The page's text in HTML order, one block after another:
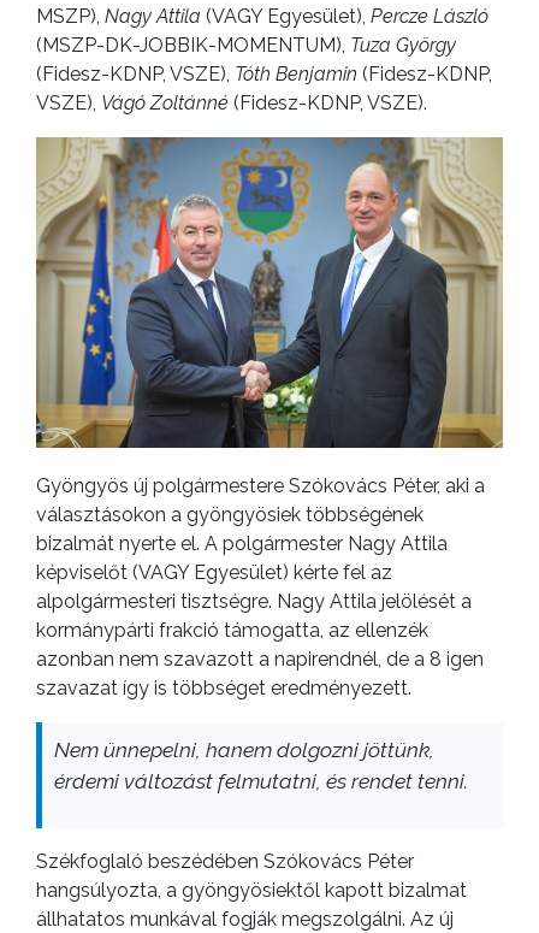
MSZP), Nagy Attila (VAGY Egyesület), Percze László
(MSZP-DK-JOBBIK-MOMENTUM), Tuza György
(Fidesz-KDNP, VSZE), Tóth Benjamin (Fidesz-KDNP,
VSZE), Vágó Zoltánné (Fidesz-KDNP, VSZE).
Gyöngyös új polgármestere Szókovács Péter, aki a
választásokon a gyöngyösiek többségének
bizalmát nyerte el. A polgármester Nagy Attila
képviselőt (VAGY Egyesület) kérte fel az
alpolgármesteri tisztségre. Nagy Attila jelölését a
kormánypárti frakció támogatta, az ellenzék
azonban nem szavazott a napirendnél, de a 8 igen
szavazat így is többséget eredményezett.
Nem ünnepelni, hanem dolgozni jöttünk,
érdemi változást felmutatni, és rendet tenni.
Székfoglaló beszédében Szókovács Péter
hangsúlyozta, a gyöngyösiektől kapott bizalmat
állhatatos munkával fogják megszolgálni. Az új